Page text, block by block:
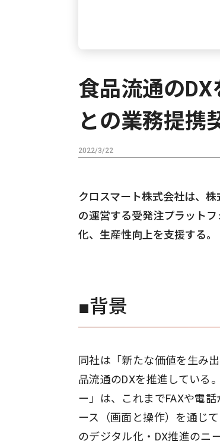
食品流通の
との業務提携
2022/3/22
クロスマート株式会社は、
の運営する受発注プラット
化、生産性向上を支援する。
■背景
同社は「新たな価値を生み
品流通のDXを推進している
ー」は、これまでFAXや電
ース（画面と操作）を通じ
のデジタル化・DX推進のニ